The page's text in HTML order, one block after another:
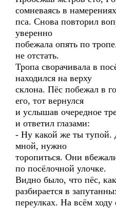
сомневаясь в намерениях
пса. Снова повторил
уверенно
побежала опять по
не отстать.
Тропа сворачивала в
находился на верху
склона. Пёс побежал в
его, тот вернулся
и услышав очередное
и ответил глазами:
- Ну какой же ты тупой.
мной, нужно
торопиться. Они
по посёлочной улочке.
Видно было, что пёс,
разбирается в
переулках. На всём ходу